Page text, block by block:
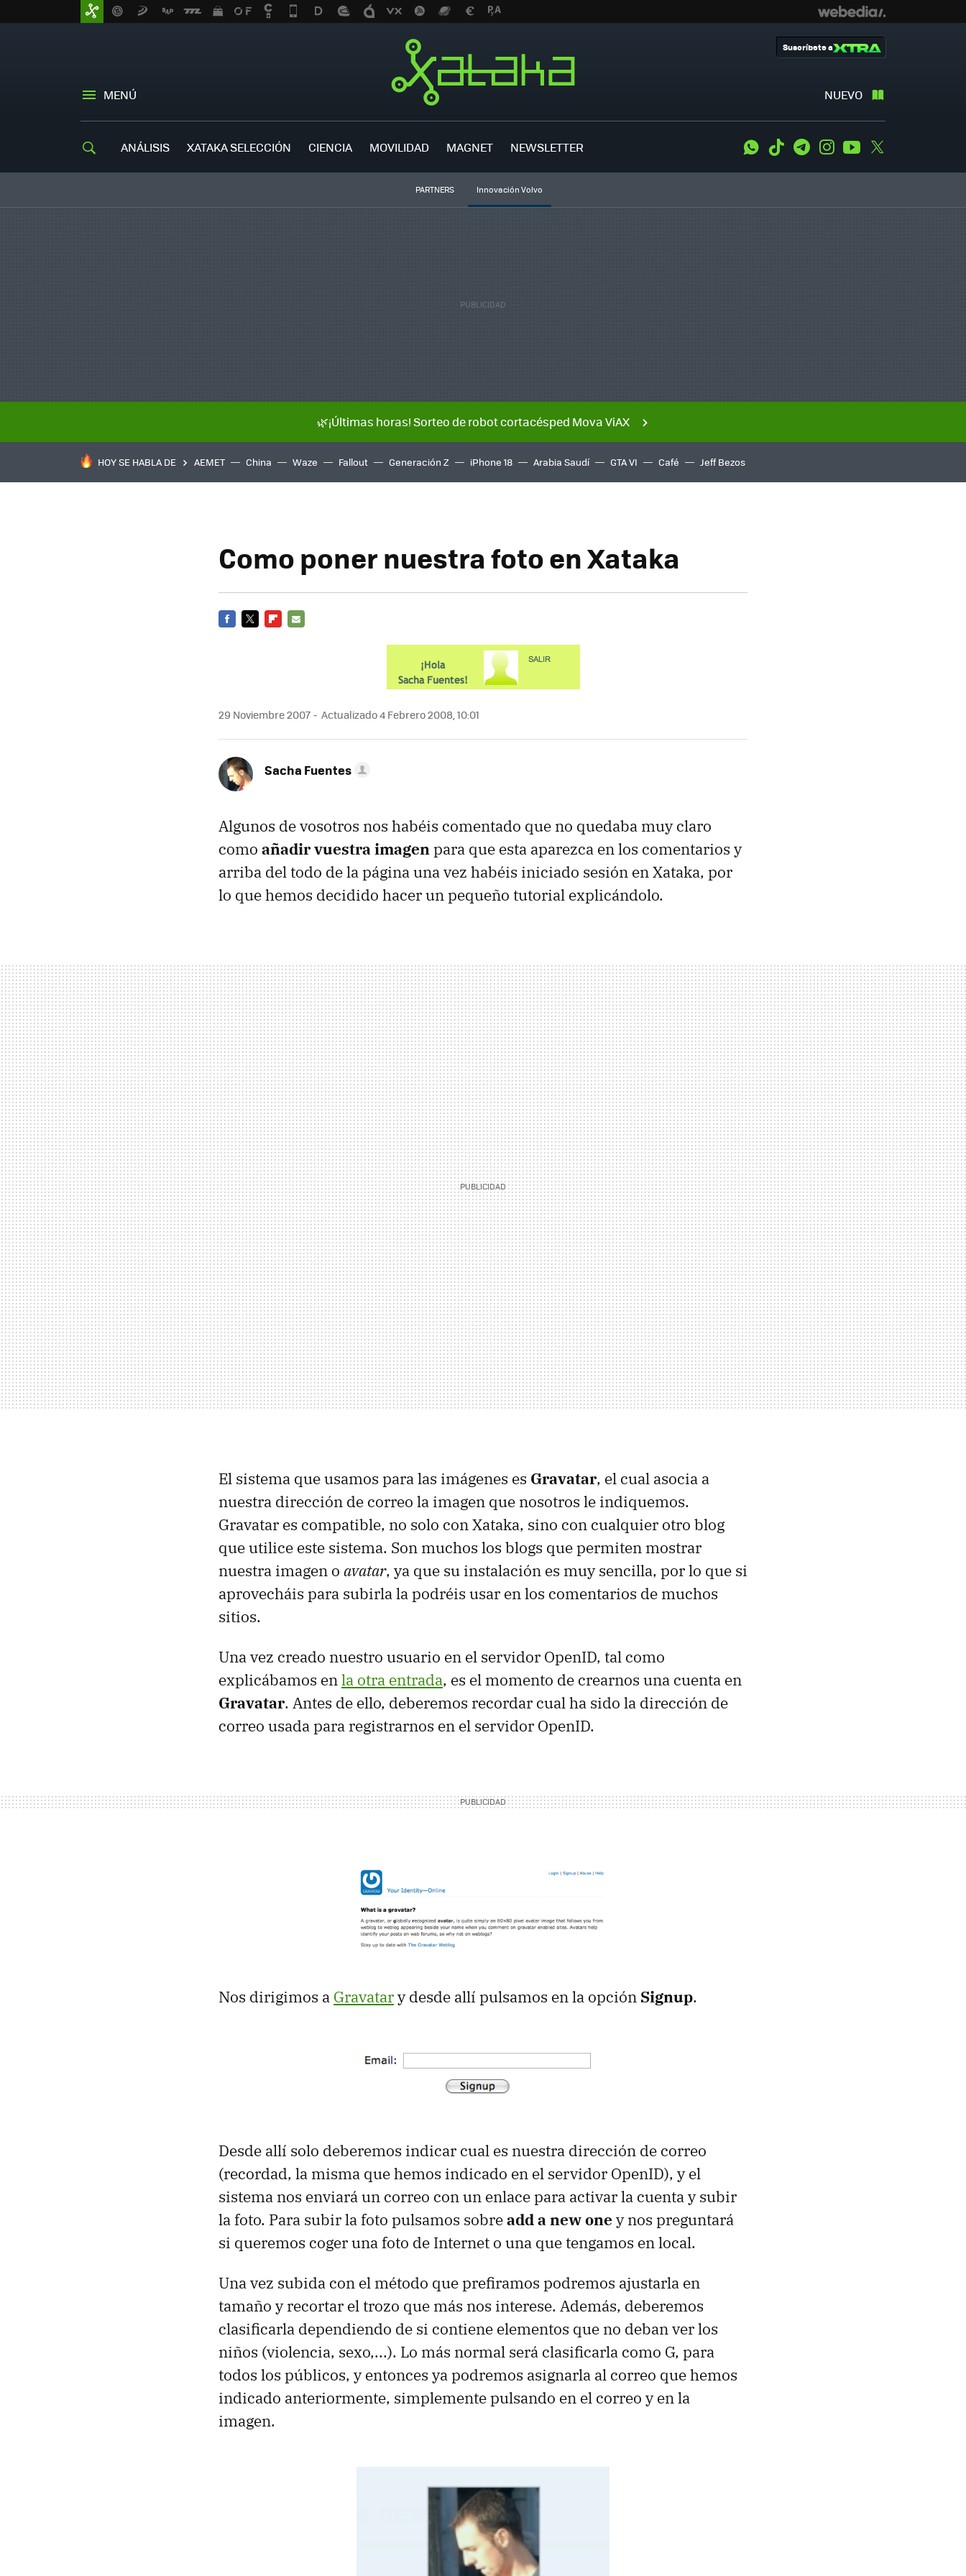
MENÚ NUEVO
Suscríbete a
ANÁLISIS XATAKA SELECCIÓN CIENCIA MOVILIDAD MAGNET NEWSLETTER WhatsApp
Tiktok TelegramInstagramYoutube
PARTNERS Innovación Volvo
🌿¡Últimas horas! Sorteo de robot cortacésped Mova ViAX
HOY SE HABLA DE AEMET China Waze Fallout Generación Z iPhone 18 Arabia Saudí GTA VI Café Jeff Bezos
Como poner nuestra foto en Xataka
29 Noviembre 2007 Actualizado 4 Febrero 2008, 10:01
Sacha Fuentes
Algunos de vosotros nos habéis comentado que no quedaba muy claro
como añadir vuestra imagenpara que esta aparezca en los comentarios y
arriba del todo de la página una vez habéis iniciado sesión en Xataka, por
lo que hemos decidido hacer un pequeño tutorial explicándolo.
El sistema que usamos para las imágenes es Gravatar, el cual asocia a
nuestra dirección de correo la imagen que nosotros le indiquemos.
Gravatar es compatible, no solo con Xataka, sino con cualquier otro blog
que utilice este sistema. Son muchos los blogs que permiten mostrar
nuestra imagen o avatar, ya que su instalación es muy sencilla, por lo que si
aprovecháis para subirla la podréis usar en los comentarios de muchos
sitios.
Una vez creado nuestro usuario en el servidor OpenID, tal como
explicábamos enla otra entrada, es el momento de crearnos una cuenta en
Gravatar. Antes de ello, deberemos recordar cual ha sido la dirección de
correo usada para registrarnos en el servidor OpenID.
Nos dirigimos a Gravatary desde allí pulsamos en la opción Signup.
Desde allí solo deberemos indicar cual es nuestra dirección de correo
(recordad, la misma que hemos indicado en el servidor OpenID), y el
sistema nos enviará un correo con un enlace para activar la cuenta y subir
la foto. Para subir la foto pulsamos sobreadd a new one y nos preguntará
si queremos coger una foto de Internet o una que tengamos en local.
Una vez subida con el método que prefiramos podremos ajustarla en
tamaño y recortar el trozo que más nos interese. Además, deberemos
clasificarla dependiendo de si contiene elementos que no deban ver los
niños (violencia, sexo,...). Lo más normal será clasificarla como G, para
todos los públicos, y entonces ya podremos asignarla al correo que hemos
indicado anteriormente, simplemente pulsando en el correo y en la
imagen.